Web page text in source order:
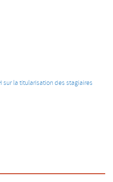
sur la titularisation des stagiaires